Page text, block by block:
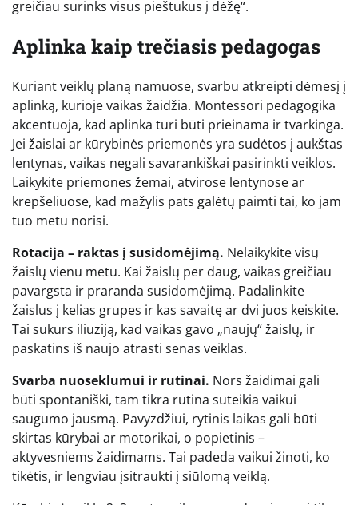
greičiau surinks visus pieštukus į dėžę“.
Aplinka kaip trečiasis pedagogas
Kuriant veiklų planą namuose, svarbu atkreipti dėmesį į
aplinką, kurioje vaikas žaidžia. Montessori pedagogika
akcentuoja, kad aplinka turi būti prieinama ir tvarkinga.
Jei žaislai ar kūrybinės priemonės yra sudėtos į aukštas
lentynas, vaikas negali savarankiškai pasirinkti veiklos.
Laikykite priemones žemai, atvirose lentynose ar
krepšeliuose, kad mažylis pats galėtų paimti tai, ko jam
tuo metu norisi.
Rotacija – raktas į susidomėjimą. Nelaikykite visų
žaislų vienu metu. Kai žaislų per daug, vaikas greičiau
pavargsta ir praranda susidomėjimą. Padalinkite
žaislus į kelias grupes ir kas savaitę ar dvi juos keiskite.
Tai sukurs iliuziją, kad vaikas gavo „naujų“ žaislų, ir
paskatins iš naujo atrasti senas veiklas.
Svarba nuoseklumui ir rutinai. Nors žaidimai gali
būti spontaniški, tam tikra rutina suteikia vaikui
saugumo jausmą. Pavyzdžiui, rytinis laikas gali būti
skirtas kūrybai ar motorikai, o popietinis –
aktyvesniems žaidimams. Tai padeda vaikui žinoti, ko
tikėtis, ir lengviau įsitraukti į siūlomą veiklą.